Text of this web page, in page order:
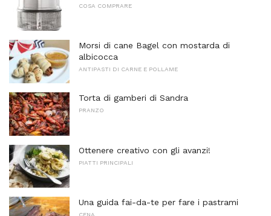
COSA COMPRARE
Morsi di cane Bagel con mostarda di
albicocca
ANTIPASTI DI CARNE E POLLAME
Torta di gamberi di Sandra
PRANZO
Ottenere creativo con gli avanzi!
PIATTI PRINCIPALI
Una guida fai-da-te per fare i pastrami
CENA